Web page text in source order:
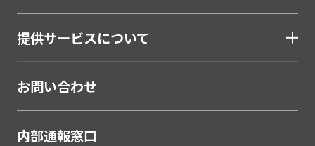
提供サービスについて
お問い合わせ
内部通報窓口